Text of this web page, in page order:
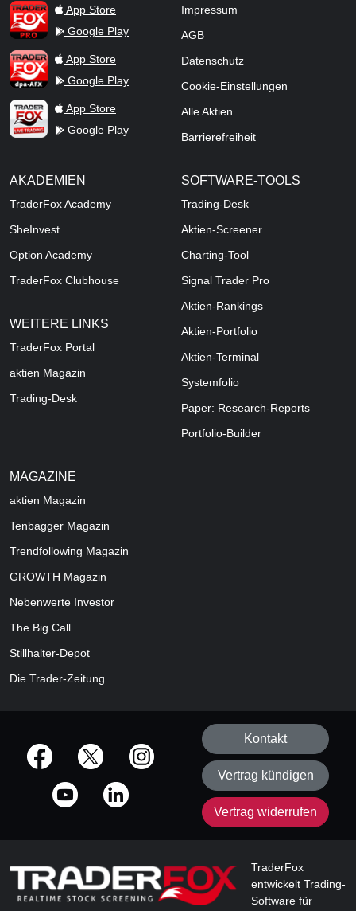
TraderFox ProApp Store
Google Play
TraderFox dpa-AFX ProFeed
App Store
Google Play
TraderFox Live Trading
App Store
Google Play
Impressum
AGB
Datenschutz
Cookie-Einstellungen
Alle Aktien
Barrierefreiheit
AKADEMIEN
TraderFox Academy
SheInvest
Option Academy
TraderFox Clubhouse
WEITERE LINKS
TraderFox Portal
aktien Magazin
Trading-Desk
SOFTWARE-TOOLS
Trading-Desk
Aktien-Screener
Charting-Tool
Signal Trader Pro
Aktien-Rankings
Aktien-Portfolio
Aktien-Terminal
Systemfolio
Paper: Research-Reports
Portfolio-Builder
MAGAZINE
aktien Magazin
Tenbagger Magazin
Trendfollowing Magazin
GROWTH Magazin
Nebenwerte Investor
The Big Call
Stillhalter-Depot
Die Trader-Zeitung
offizielle Social Media-Accounts
Kontakt
Vertrag kündigen
Vertrag widerrufen
TraderFox
entwickelt Trading-
Software für